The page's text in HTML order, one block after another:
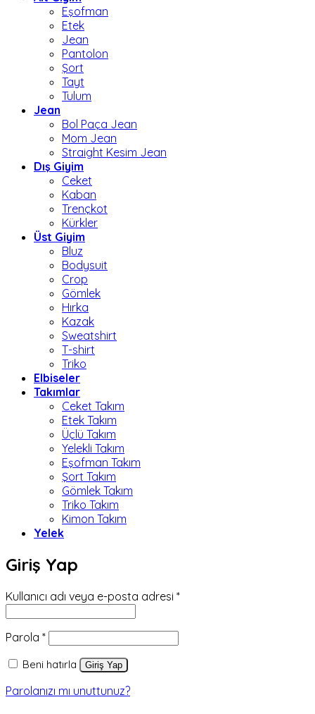
Eşofman
Etek
Jean
Pantolon
Şort
Tayt
Tulum
Jean
Bol Paça Jean
Mom Jean
Straight Kesim Jean
Dış Giyim
Ceket
Kaban
Trençkot
Kürkler
Üst Giyim
Bluz
Bodysuit
Crop
Gömlek
Hırka
Kazak
Sweatshirt
T-shirt
Triko
Elbiseler
Takımlar
Ceket Takım
Etek Takım
Üçlü Takım
Yelekli Takım
Eşofman Takım
Şort Takım
Gömlek Takım
Triko Takım
Kimon Takım
Yelek
Giriş Yap
Kullanıcı adı veya e-posta adresi *Gerekli
Parola *Gerekli
Beni hatırla Giriş Yap
Parolanızı mı unuttunuz?